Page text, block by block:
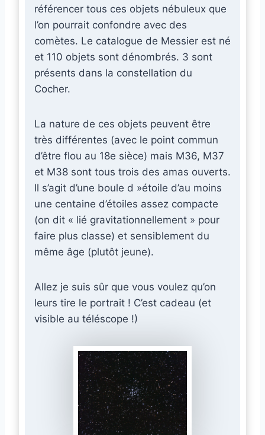
référencer tous ces objets nébuleux que
l’on pourrait confondre avec des
comètes. Le catalogue de Messier est né
et 110 objets sont dénombrés. 3 sont
présents dans la constellation du
Cocher.
La nature de ces objets peuvent être
très différentes (avec le point commun
d’être flou au 18e sièce) mais M36, M37
et M38 sont tous trois des amas ouverts.
Il s’agit d’une boule d »étoile d’au moins
une centaine d’étoiles assez compacte
(on dit « lié gravitationnellement » pour
faire plus classe) et sensiblement du
même âge (plutôt jeune).
Allez je suis sûr que vous voulez qu’on
leurs tire le portrait ! C’est cadeau (et
visible au téléscope !)